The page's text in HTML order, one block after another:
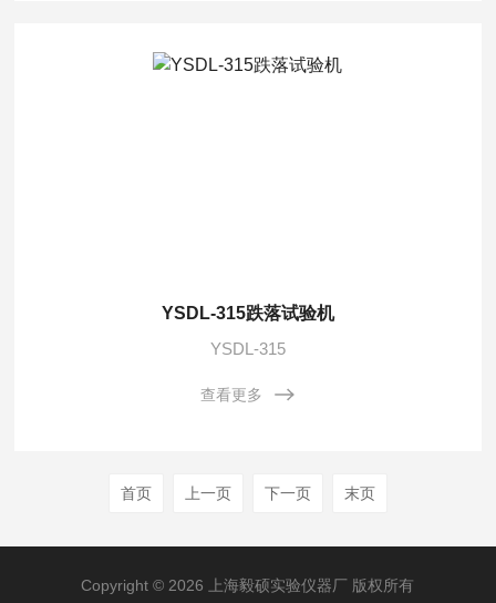
YSDL-315跌落试验机
YSDL-315
查看更多
首页 上一页 下一页 末页
Copyright © 2026 上海毅硕实验仪器厂 版权所有